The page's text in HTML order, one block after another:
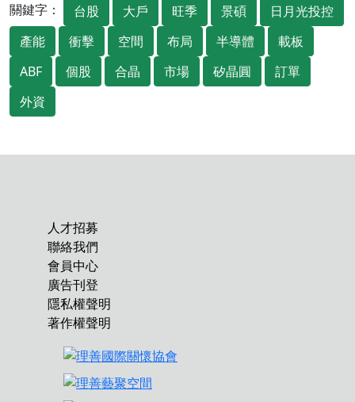
關鍵字： 台股 大戶 旺季 景碩
日月光投控
產能
衝擊 空間 布局 半導體
載板
ABF
個股 合晶 市場 矽晶圓
訂單
外資
人才招募
聯絡我們
會員中心
廣告刊登
隱私權聲明
著作權聲明